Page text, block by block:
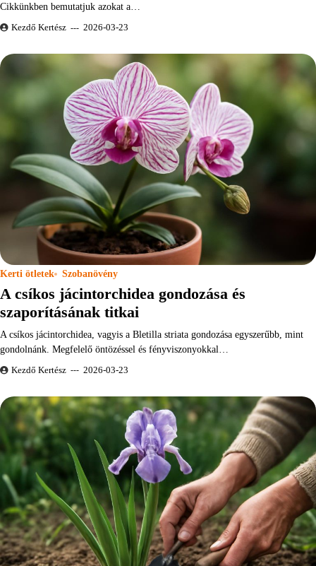
Cikkünkben bemutatjuk azokat a…
Kezdő Kertész 2026-03-23
Kerti ötletek Szobanövény
A csíkos jácintorchidea gondozása és
szaporításának titkai
A csíkos jácintorchidea, vagyis a Bletilla striata gondozása egyszerűbb, mint
gondolnánk. Megfelelő öntözéssel és fényviszonyokkal…
Kezdő Kertész 2026-03-23